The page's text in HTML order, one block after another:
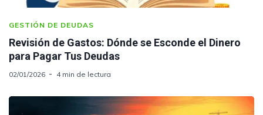
GESTIÓN DE DEUDAS
Revisión de Gastos: Dónde se Esconde el Dinero
para Pagar Tus Deudas
02/01/2026 4 min de lectura